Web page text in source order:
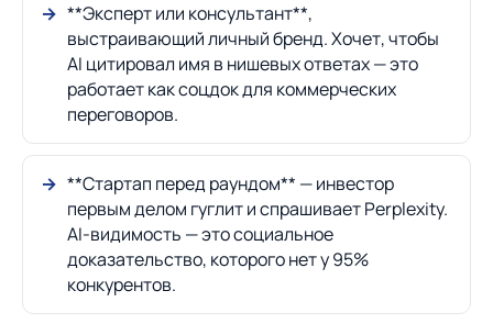
**Эксперт или консультант**,
выстраивающий личный бренд. Хочет, чтобы
AI цитировал имя в нишевых ответах — это
работает как соцдок для коммерческих
переговоров.
**Стартап перед раундом** — инвестор
первым делом гуглит и спрашивает Perplexity.
AI-видимость — это социальное
доказательство, которого нет у 95%
конкурентов.